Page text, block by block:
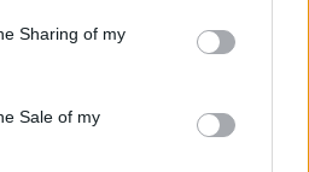
behaviour. You may click to
and its third-party tags to
purposes in below Google
Sharing of my
Sale of my
Κουρλαμπάς, Γιώργος
Μαρίνα Ψάλτη,
Ηρώ
Ελευθερία Πάλλα,